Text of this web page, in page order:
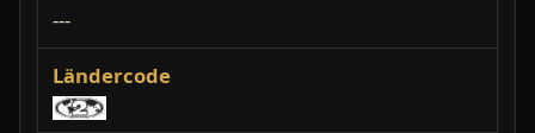
---
Ländercode